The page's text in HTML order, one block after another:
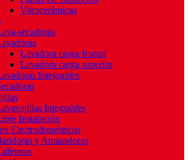
Vitrocerámicas
secadoras
Lavadora carga frontal
Lavadora carga superior
Integrables
Integrables
Instalación
Electrodomésticos
y Amasadoras